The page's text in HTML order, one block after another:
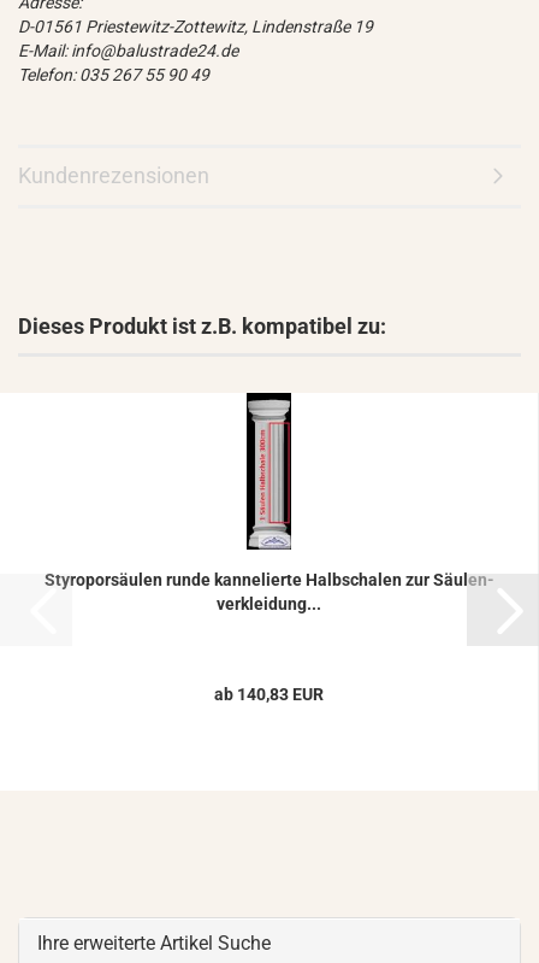
D-01561 Priestewitz-Zottewitz, Lindenstraße 19
E-Mail: info@balustrade24.de
Telefon: 035 267 55 90 49
Kundenrezensionen
Dieses Produkt ist z.B. kompatibel zu:
Sty­ro­por­säu­len runde kan­ne­lier­te Halb­scha­len zur Säu­len­
ver­klei­dung...
ab 140,83 EUR
Ihre erweiterte Artikel Suche